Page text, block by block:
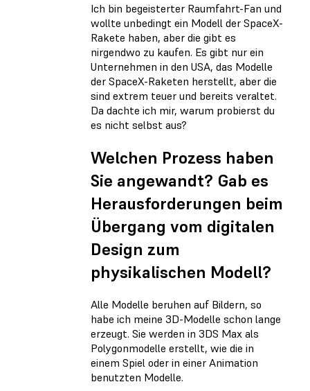
Ich bin begeisterter Raumfahrt-Fan und
wollte unbedingt ein Modell der SpaceX-
Rakete haben, aber die gibt es
nirgendwo zu kaufen. Es gibt nur ein
Unternehmen in den USA, das Modelle
der SpaceX-Raketen herstellt, aber die
sind extrem teuer und bereits veraltet.
Da dachte ich mir, warum probierst du
es nicht selbst aus?
Welchen Prozess haben
Sie angewandt? Gab es
Herausforderungen beim
Übergang vom digitalen
Design zum
physikalischen Modell?
Alle Modelle beruhen auf Bildern, so
habe ich meine 3D-Modelle schon lange
erzeugt. Sie werden in 3DS Max als
Polygonmodelle erstellt, wie die in
einem Spiel oder in einer Animation
benutzten Modelle.